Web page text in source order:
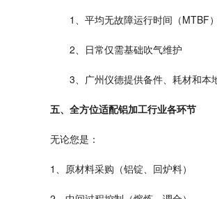
1、 平均无故障运行时间（MTBF
2、日常仅需基础吹气维护
3、广州仪德提供备件、耗材和本
五、全方位适配铝加工行业各环节
无论您是：
1、原材料采购（铝锭、回炉料）